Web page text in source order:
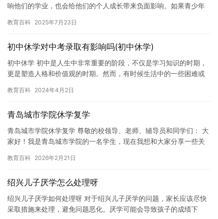
响他们的学业，也会给他们的个人成长带来负面影响。如果青少年
以免…
教育百科 2025年7月23日
初中休学对中考录取有影响吗(初中休学)
初中休学 初中是人生中非常重要的阶段，不仅是学习知识的时期，
更是塑造人格和价值观的时期。然而，有时候生活中的一些困难或
学的…
教育百科 2024年4月2日
青岛城市学院休学复学
青岛城市学院休学复学 尊敬的校领导、老师、辅导员和同学们： 大
家好！我是青岛城市学院的一名学生，现在我想和大家分享一些关
性…
教育百科 2026年2月21日
绍兴儿子厌学怎么处理呀
绍兴儿子厌学如何处理呀 对于绍兴儿子厌学的问题，家长应该尽快
采取措施来处理，避免问题恶化。厌学可能会导致孩子的成绩下